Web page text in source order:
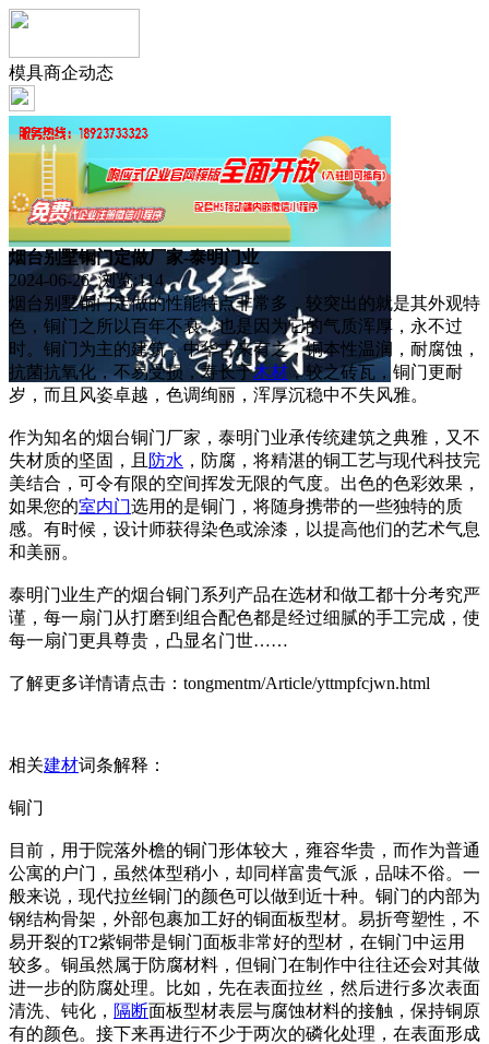
模具商企动态
烟台别墅铜门定做厂家-泰明门业
2024-06-26 浏览:114
烟台别墅铜门定做的性能特点非常多，较突出的就是其外观特
色，铜门之所以百年不衰，也是因为它的气质浑厚，永不过
时。铜门为主的建筑，中华古来有之，铜本性温润，耐腐蚀，
抗菌抗氧化，不易受损，寿长于木材 ，较之砖瓦，铜门更耐
岁，而且风姿卓越，色调绚丽，浑厚沉稳中不失风雅。
作为知名的烟台铜门厂家，泰明门业承传统建筑之典雅，又不
失材质的坚固，且 防水 ，防腐，将精湛的铜工艺与现代科技完
美结合，可令有限的空间挥发无限的气度。出色的色彩效果，
如果您的室内门选用的是铜门，将随身携带的一些独特的质
感。有时候，设计师获得染色或涂漆，以提高他们的艺术气息
和美丽。
泰明门业生产的烟台铜门系列产品在选材和做工都十分考究严
谨，每一扇门从打磨到组合配色都是经过细腻的手工完成，使
每一扇门更具尊贵，凸显名门世……
了解更多详情请点击：tongmentm/Article/yttmpfcjwn.html
相关建材词条解释：
铜门
目前，用于院落外檐的铜门形体较大，雍容华贵，而作为普通
公寓的户门，虽然体型稍小，却同样富贵气派，品味不俗。一
般来说，现代拉丝铜门的颜色可以做到近十种。铜门的内部为
钢结构骨架，外部包裹加工好的铜面板型材。易折弯塑性，不
易开裂的T2紫铜带是铜门面板非常好的型材，在铜门中运用
较多。铜虽然属于防腐材料，但铜门在制作中往往还会对其做
进一步的防腐处理。比如，先在表面拉丝，然后进行多次表面
清洗、钝化， 隔断面板型材表层与腐蚀材料的接触，保持铜原
有的颜色。接下来再进行不少于两次的磷化处理，在表面形成